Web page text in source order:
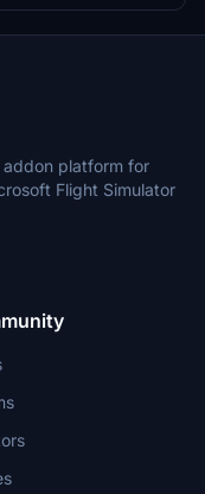
platform for
Flight Simulator